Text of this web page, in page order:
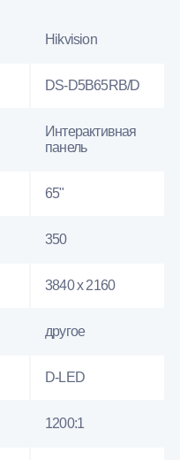
Hikvision
DS-D5B65RB/D
Интерактивная
панель
65"
350
3840 x 2160
другое
D-LED
1200:1